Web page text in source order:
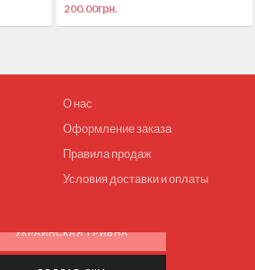
200.00грн.
О нас
Оформление заказа
Правила продаж
Условия доставки и оплаты
УКРАИНСКАЯ ГРИВНА